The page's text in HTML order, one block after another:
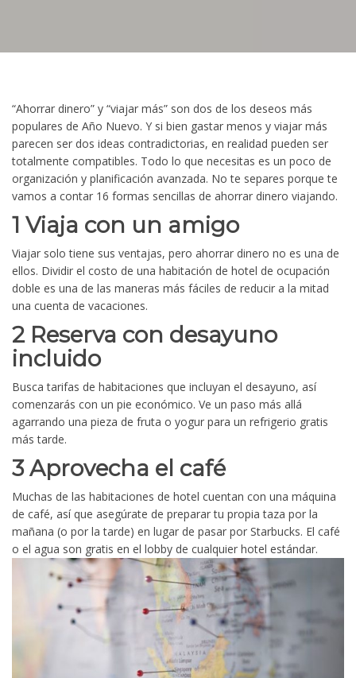
“Ahorrar dinero” y “viajar más” son dos de los deseos más
populares de Año Nuevo. Y si bien gastar menos y viajar más
parecen ser dos ideas contradictorias, en realidad pueden ser
totalmente compatibles. Todo lo que necesitas es un poco de
organización y planificación avanzada. No te separes porque te
vamos a contar 16 formas sencillas de ahorrar dinero viajando.
1 Viaja con un amigo
Viajar solo tiene sus ventajas, pero ahorrar dinero no es una de
ellos. Dividir el costo de una habitación de hotel de ocupación
doble es una de las maneras más fáciles de reducir a la mitad
una cuenta de vacaciones.
2 Reserva con desayuno
incluido
Busca tarifas de habitaciones que incluyan el desayuno, así
comenzarás con un pie económico. Ve un paso más allá
agarrando una pieza de fruta o yogur para un refrigerio gratis
más tarde.
3 Aprovecha el café
Muchas de las habitaciones de hotel cuentan con una máquina
de café, así que asegúrate de preparar tu propia taza por la
mañana (o por la tarde) en lugar de pasar por Starbucks. El café
o el agua son gratis en el lobby de cualquier hotel estándar.